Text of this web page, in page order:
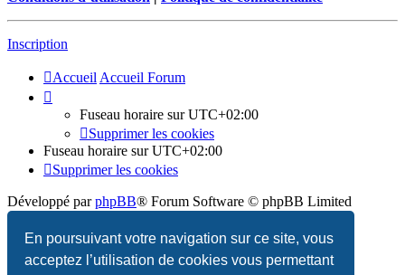
En poursuivant votre navigation sur ce site, vous
acceptez l’utilisation de cookies vous permettant
Inscription
Accueil Accueil Forum
Fuseau horaire surUTC+02:00
Supprimer les cookies
Fuseau horaire surUTC+02:00
Supprimer les cookies
Développé parphpBB® Forum Software © phpBB Limited
Traduction française officielle©Qiaeru
Confidentialité |Conditions